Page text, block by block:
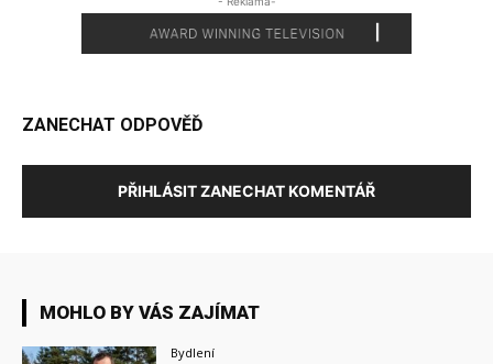
ZANECHAT ODPOVĚĎ
PŘIHLÁSIT ZANECHAT KOMENTÁŘ
MOHLO BY VÁS ZAJÍMAT
Bydlení